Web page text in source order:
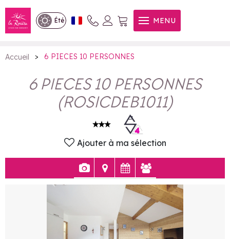
Été MENU
6 PIECES 10 PERSONNES
Accueil > 6 PIECES 10 PERSONNES
6 PIECES 10 PERSONNES
(ROSICDEB1011)
Ajouter à ma sélection